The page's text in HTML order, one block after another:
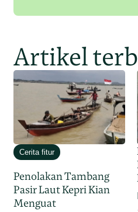
Artikel
Cerita fitur
Penolakan Tambang
Pasir Laut Kepri Kian
Menguat